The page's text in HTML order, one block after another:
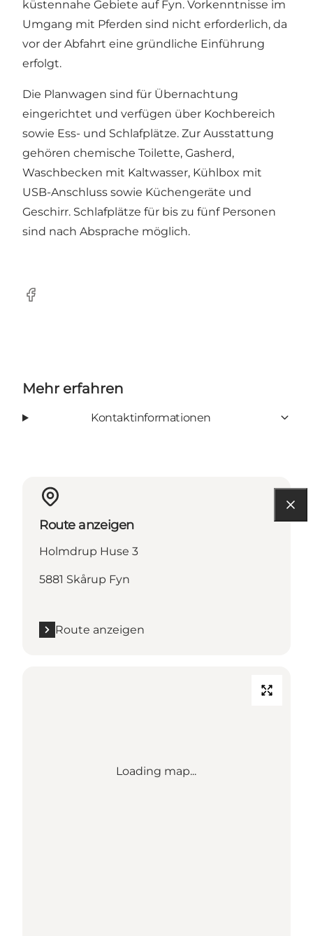
küstennahe Gebiete auf Fyn. Vorkenntnisse im
Umgang mit Pferden sind nicht erforderlich, da
vor der Abfahrt eine gründliche Einführung
erfolgt.
Die Planwagen sind für Übernachtung
eingerichtet und verfügen über Kochbereich
sowie Ess- und Schlafplätze. Zur Ausstattung
gehören chemische Toilette, Gasherd,
Waschbecken mit Kaltwasser, Kühlbox mit
USB-Anschluss sowie Küchengeräte und
Geschirr. Schlafplätze für bis zu fünf Personen
sind nach Absprache möglich.
Facebook
Mehr erfahren
Kontaktinformationen
Route anzeigen
Holmdrup Huse 3
5881 Skårup Fyn
Route anzeigen
Loading map...